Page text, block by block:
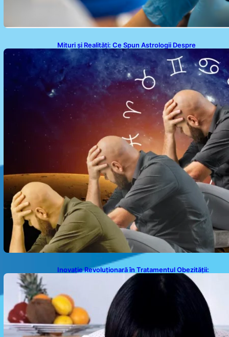
Mituri și Realități: Ce Spun Astrologii Despre
Sufletele Bătrâne și Lunile de Naștere
Inovație Revoluționară în Tratamentul Obezității:
Gastroplastie Endoscopică fără Bisturiu